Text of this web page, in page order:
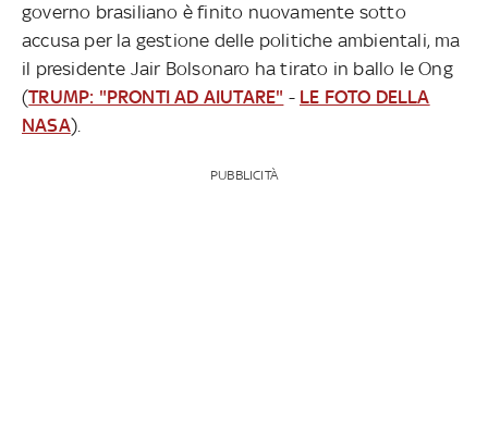
governo brasiliano è finito nuovamente sotto
accusa per la gestione delle politiche ambientali, ma
il presidente Jair Bolsonaro ha tirato in ballo le Ong
(TRUMP: "PRONTI AD AIUTARE" - LE FOTO DELLA
NASA).
PUBBLICITÀ